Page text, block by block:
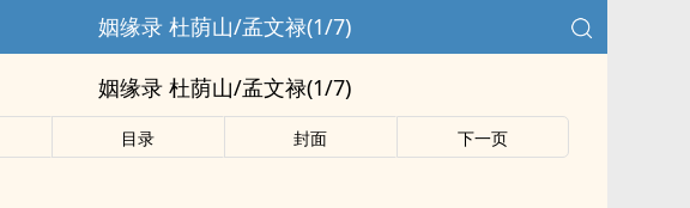
姻缘录 杜荫山/孟文禄(1/7)
姻缘录 杜荫山/孟文禄(1/7)
目录 封面 下一页